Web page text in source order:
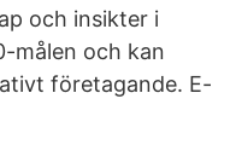
och insikter i
målen och kan
företagande. E-